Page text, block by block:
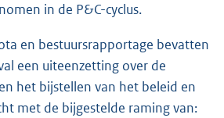
in de P&C-cyclus.
en bestuursrapportage bevatten
een uiteenzetting over de
het bijstellen van het beleid en
met de bijgestelde raming van: